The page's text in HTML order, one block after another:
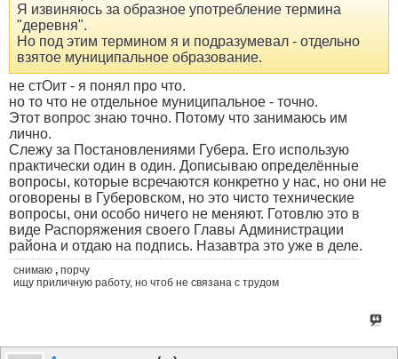
Я извиняюсь за образное употребление термина
"деревня".
Но под этим термином я и подразумевал - отдельно
взятое муниципальное образование.
не стОит - я понял про что.
но то что не отдельное муниципальное - точно.
Этот вопрос знаю точно. Потому что занимаюсь им
лично.
Слежу за Постановлениями Губера. Его использую
практически один в один. Дописываю определённые
вопросы, которые всречаются конкретно у нас, но они не
оговорены в Губеровском, но это чисто технические
вопросы, они особо ничего не меняют. Готовлю это в
виде Распоряжения своего Главы Администрации
района и отдаю на подпись. Назавтра это уже в деле.
снимаю , порчу
ищу приличную работу, но чтоб не связана с трудом